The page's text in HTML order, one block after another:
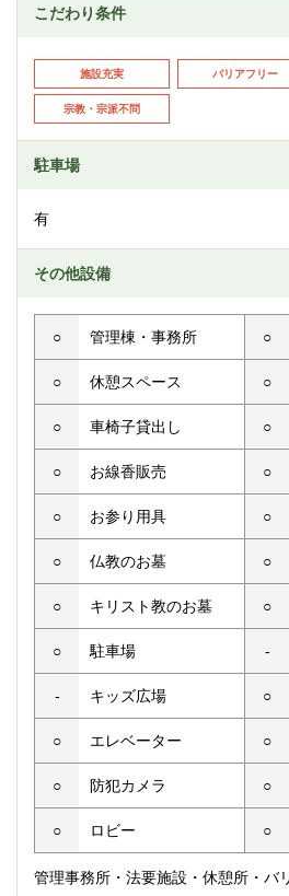
こだわり条件
施設充実 バリアフリー
宗教・宗派不問
駐車場
有
その他設備
○ 管理棟・事務所 ○
○ 休憩スペース ○
○ 車椅子貸出し ○
○ お線香販売 ○
○ お参り用具 ○
○ 仏教のお墓 ○
○ キリスト教のお墓 ○
○ 駐車場 -
- キッズ広場 ○
○ エレベーター ○
○ 防犯カメラ ○
○ ロビー ○
管理事務所・法要施設・休憩所・バ